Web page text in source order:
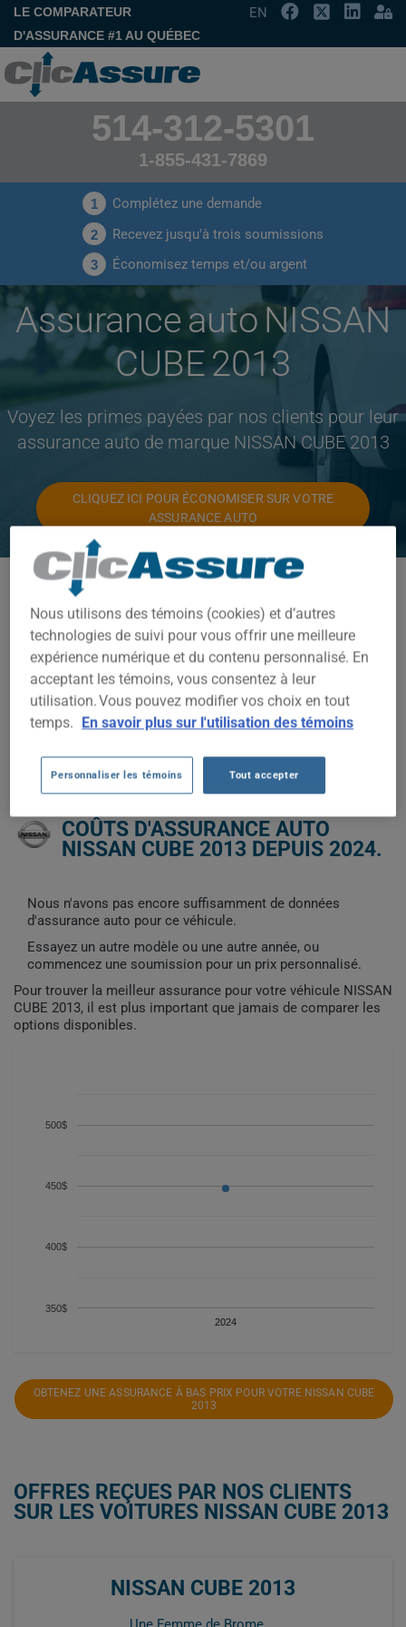
LE COMPARATEUR
D'ASSURANCE #1 AU QUÉBEC
EN
514-312-5301
1-855-431-7869
1 Complétez une demande
2 Recevez jusqu'à trois soumissions
3 Économisez temps et/ou argent
Assurance auto NISSAN
CUBE 2013
Voyez les primes payées par nos clients pour leur
assurance auto de marque NISSAN CUBE 2013
CLIQUEZ ICI POUR ÉCONOMISER SUR VOTRE
ASSURANCE AUTO
Modèles disponibles
CUBE
Année
2013
Villes
TOUTES LES VILLES
COÛTS D'ASSURANCE AUTO
NISSAN CUBE 2013 DEPUIS 2024.
Nous n'avons pas encore suffisamment de données
d'assurance auto pour ce véhicule.
Essayez un autre modèle ou une autre année, ou
commencez une soumission pour un prix personnalisé.
Pour trouver la meilleur assurance pour votre véhicule NISSAN
CUBE 2013, il est plus important que jamais de comparer les
options disponibles.
2024
350$
400$
450$
500$
OBTENEZ UNE ASSURANCE À BAS PRIX POUR VOTRE NISSAN CUBE
2013
OFFRES REÇUES PAR NOS CLIENTS
SUR LES VOITURES NISSAN CUBE 2013
NISSAN CUBE 2013
Nous utilisons des témoins (cookies) et d’autres
technologies de suivi pour vous offrir une meilleure
expérience numérique et du contenu personnalisé. En
acceptant les témoins, vous consentez à leur
utilisation. Vous pouvez modifier vos choix en tout
temps. En savoir plus sur l'utilisation des témoins
Personnaliser les témoins Tout accepter